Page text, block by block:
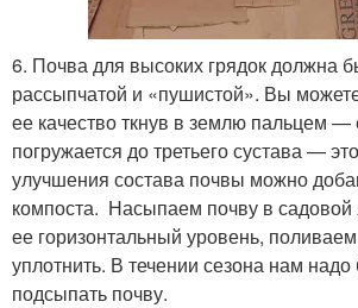
6. Почва для высоких грядок должна
рассыпчатой и «пушистой». Вы
ее качество ткнув в землю пальцем —
погружается до третьего сустава —
улучшения состава почвы можно
компоста. Насыпаем почву в
ее горизонтальный уровень,
уплотнить. В течении сезона нам надо
подсыпать почву.